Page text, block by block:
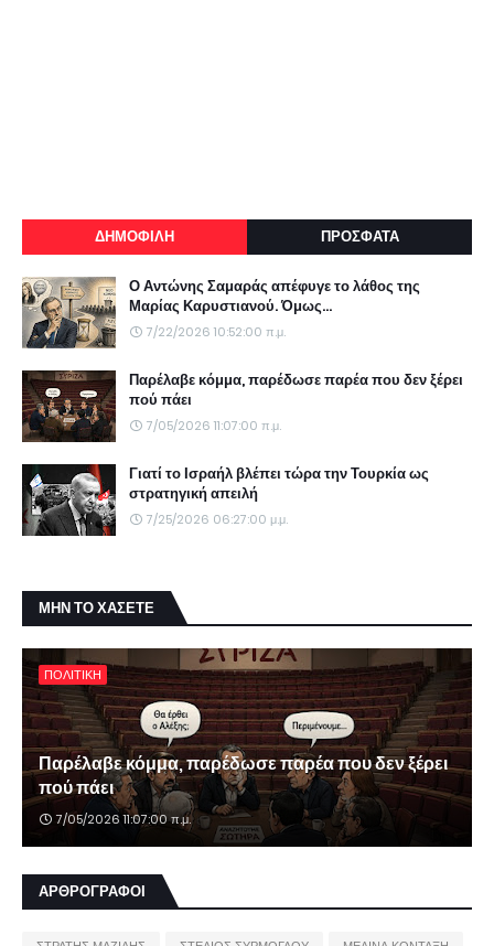
ΔΗΜΟΦΙΛΗ ΠΡΟΣΦΑΤΑ
Ο Αντώνης Σαμαράς απέφυγε το λάθος της
Μαρίας Καρυστιανού. Όμως...
7/22/2026 10:52:00 π.μ.
Παρέλαβε κόμμα, παρέδωσε παρέα που δεν ξέρει
πού πάει
7/05/2026 11:07:00 π.μ.
Γιατί το Ισραήλ βλέπει τώρα την Τουρκία ως
στρατηγική απειλή
7/25/2026 06:27:00 μ.μ.
ΜΗΝ ΤΟ ΧΑΣΕΤΕ
ΠΟΛΙΤΙΚΗ
Παρέλαβε κόμμα, παρέδωσε παρέα που δεν ξέρει
πού πάει
7/05/2026 11:07:00 π.μ.
ΑΡΘΡΟΓΡΑΦΟΙ